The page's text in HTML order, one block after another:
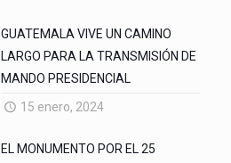
GUATEMALA VIVE UN CAMINO
LARGO PARA LA TRANSMISIÓN DE
MANDO PRESIDENCIAL
15 enero, 2024
EL MONUMENTO POR EL 25